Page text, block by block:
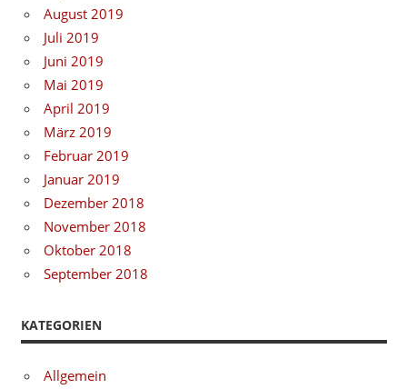
August 2019
Juli 2019
Juni 2019
Mai 2019
April 2019
März 2019
Februar 2019
Januar 2019
Dezember 2018
November 2018
Oktober 2018
September 2018
KATEGORIEN
Allgemein